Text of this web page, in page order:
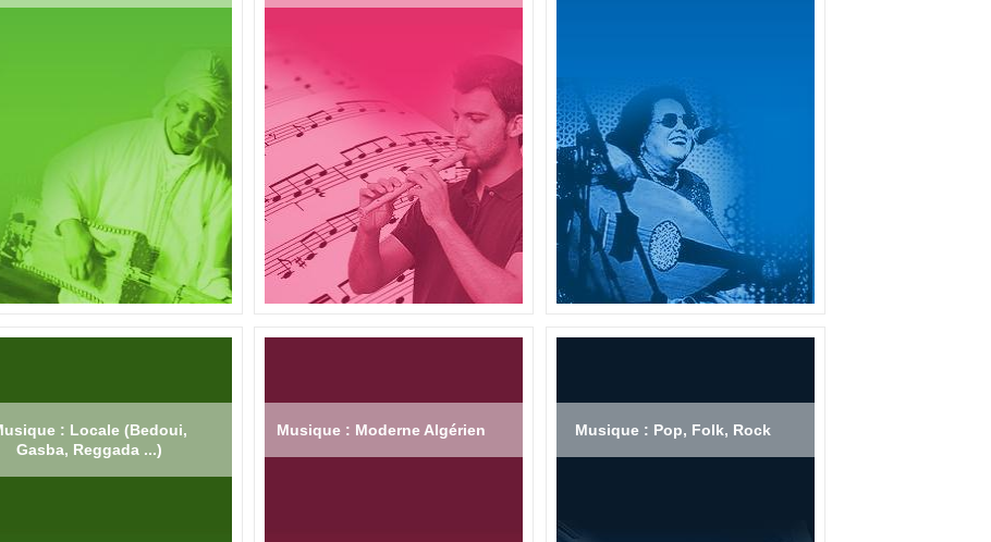
: Locale (Bedoui,
Gasba, Reggada ...)
Musique : Moderne Algérien Musique : Pop, Folk, Rock